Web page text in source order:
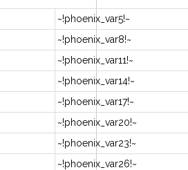
~!phoenix_var5!~
~!phoenix_var8!~
~!phoenix_var11!~
~!phoenix_var14!~
~!phoenix_var17!~
~!phoenix_var20!~
~!phoenix_var23!~
~!phoenix_var26!~